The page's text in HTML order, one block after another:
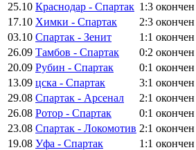
25.10 Краснодар - Спартак 1:3 окончен
17.10 Химки - Спартак 2:3 окончен
03.10 Спартак - Зенит 1:1 окончен
26.09 Тамбов - Спартак 0:2 окончен
20.09 Рубин - Спартак 0:1 окончен
13.09 цска - Спартак 3:1 окончен
29.08 Спартак - Арсенал 2:1 окончен
26.08 Ротор - Спартак 0:1 окончен
23.08 Спартак - Локомотив 2:1 окончен
19.08 Уфа - Спартак 1:1 окончен